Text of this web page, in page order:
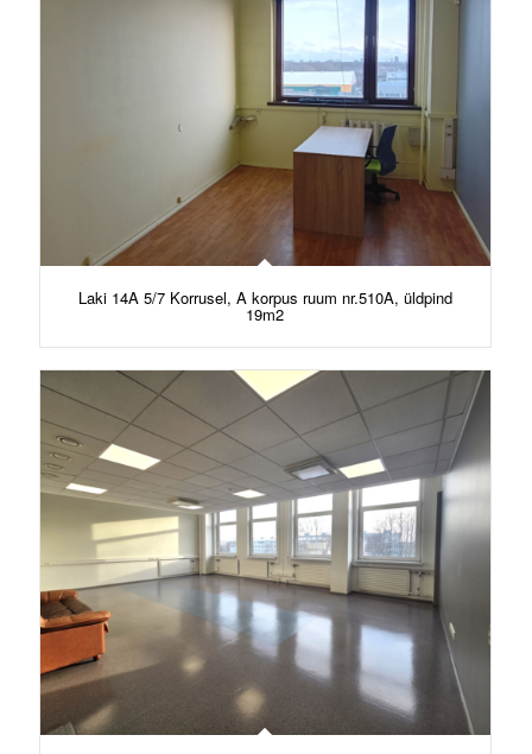
Laki 14A 5/7 Korrusel, A korpus ruum nr.510A, üldpind
19m2